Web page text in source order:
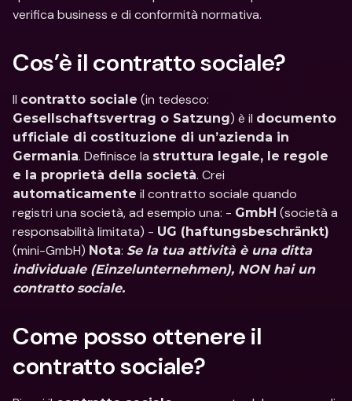
verifica business e di conformità normativa.
Cos’è il contratto sociale?
Il contratto sociale
Gesellschaftsvertrag o Satzung) è il documento
ufficiale di costituzione di un’azienda in
Germania. Definisce la struttura legale, le regole
e la proprietà della società
automaticamente il contratto sociale quando
registri una società, ad esempio una: - GmbH (società a
responsabilità limitata) - UG (haftungsbeschränkt)
(mini-GmbH) Nota: Se la tua attività è una ditta
individuale (Einzelunternehmen), NON hai un
contratto sociale.
Come posso ottenere il
contratto sociale?